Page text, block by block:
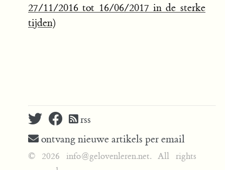
27/11/2016 tot 16/06/2017 in de sterke
tijden)
rss
ontvang nieuwe artikels per email
© 2026 info@gelovenleren.net. All rights